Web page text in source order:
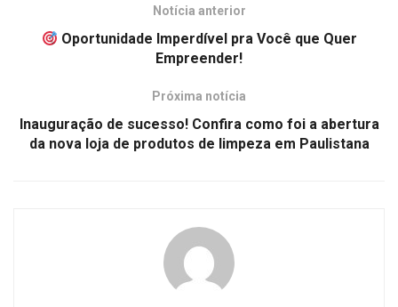
Notícia anterior
Oportunidade Imperdível pra Você que Quer
Empreender!
Próxima notícia
Inauguração de sucesso! Confira como foi a abertura
da nova loja de produtos de limpeza em Paulistana